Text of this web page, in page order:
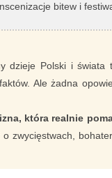
bitew i
dzieje Polski i
Ale żadna
która realnie
zwycięstwach,